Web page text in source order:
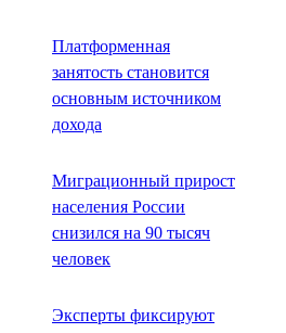
Платформенная
занятость становится
основным источником
дохода
Миграционный прирост
населения России
снизился на 90 тыcяч
человек
Эксперты фиксируют